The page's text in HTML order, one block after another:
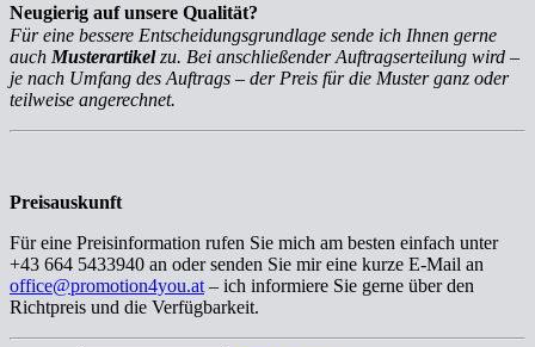
Neugierig auf unsere Qualität?
Für eine bessere Entscheidungsgrundlage sende ich Ihnen gerne
auch Musterartikelzu. Bei anschließender Auftragserteilung wird –
je nach Umfang des Auftrags – der Preis für die Muster ganz oder
teilweise angerechnet.
Preisauskunft
Für eine Preisinformation rufen Sie mich am besten einfach unter
+43 664 5433940 an oder senden Sie mir eine kurze E-Mail an
office@promotion4you.at – ich informiere Sie gerne über den
Richtpreis und die Verfügbarkeit.